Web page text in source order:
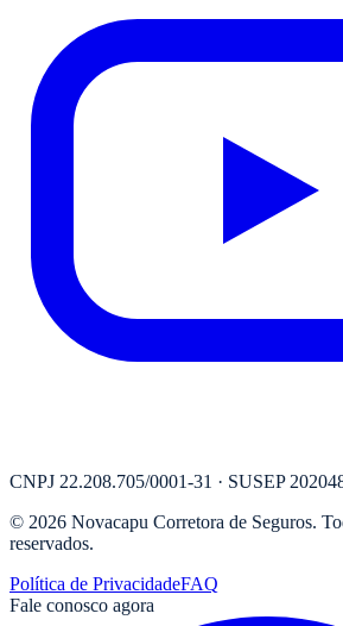
CNPJ 22.208.705/0001-31 · SUSEP
© 2026 Novacapu Corretora de Seguros.
reservados.
Política de PrivacidadeFAQ
Fale conosco agora